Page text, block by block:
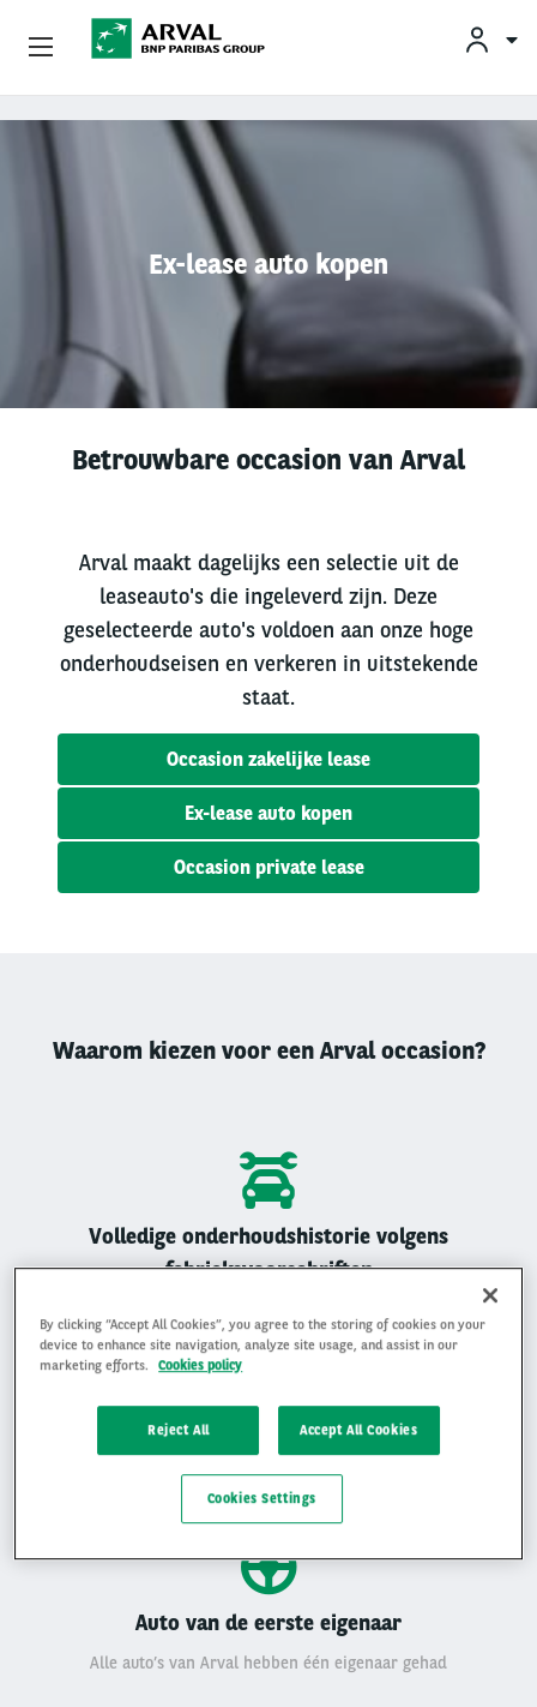
Overslaan en naar de inhoud gaan
Ex-lease auto kopen
Betrouwbare occasion van Arval
Arval maakt dagelijks een selectie uit de
leaseauto's die ingeleverd zijn. Deze
geselecteerde auto's voldoen aan onze hoge
onderhoudseisen en verkeren in uitstekende
staat.
Occasion zakelijke lease
Ex-lease auto kopen
Occasion private lease
Waarom kiezen voor een Arval occasion?
Volledige onderhoudshistorie volgens
fabrieksvoorschriften
Gemiddelde beoordeling van 4,9 op 5
Auto van de eerste eigenaar
Alle auto’s van Arval hebben één eigenaar gehad
Zakelijk Leasen
Klantenservice
By clicking “Accept All Cookies”, you agree to the storing of cookies on your
device to enhance site navigation, analyze site usage, and assist in our
marketing efforts.
Cookies policy
Reject All Accept All Cookies
Cookies Settings